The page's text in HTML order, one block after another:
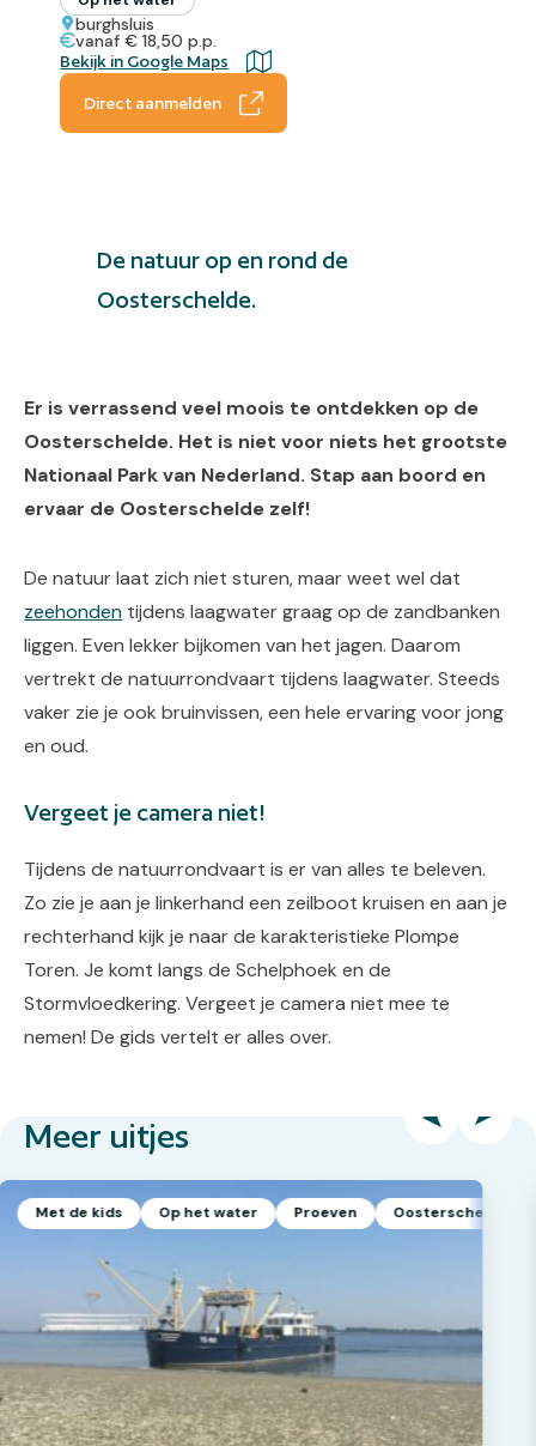
burghsluis
vanaf € 18,50 p.p.
Bekijk in Google Maps
Direct aanmelden
De natuur op en rond de
Oosterschelde.
Er is verrassend veel moois te ontdekken op de
Oosterschelde. Het is niet voor niets het grootste
Nationaal Park van Nederland. Stap aan boord en
ervaar de Oosterschelde zelf!
De natuur laat zich niet sturen, maar weet wel dat
zeehonden tijdens laagwater graag op de zandbanken
liggen. Even lekker bijkomen van het jagen. Daarom
vertrekt de natuurrondvaart tijdens laagwater. Steeds
vaker zie je ook bruinvissen, een hele ervaring voor jong
en oud.
Vergeet je camera niet!
Tijdens de natuurrondvaart is er van alles te beleven.
Zo zie je aan je linkerhand een zeilboot kruisen en aan je
rechterhand kijk je naar de karakteristieke Plompe
Toren. Je komt langs de Schelphoek en de
Stormvloedkering. Vergeet je camera niet mee te
nemen! De gids vertelt er alles over.
Meer uitjes
Met de kids Op het water Proeven